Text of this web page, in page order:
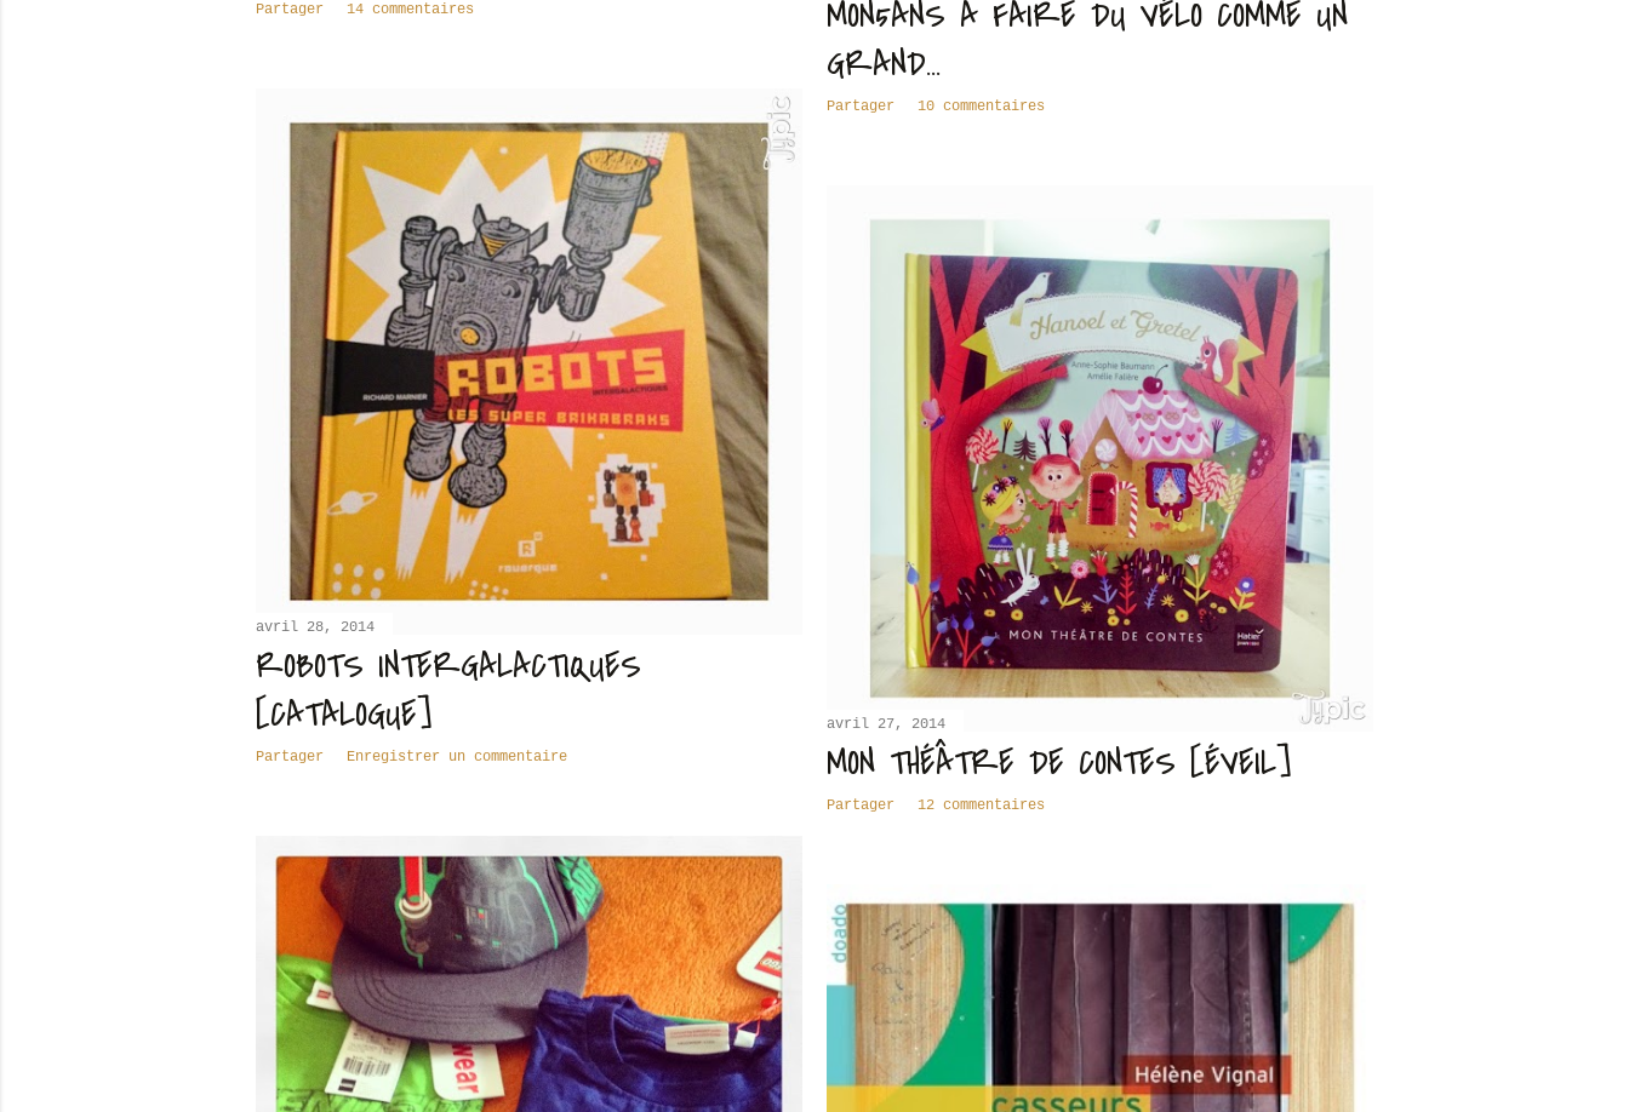
Partager 14 commentaires
MON5ANS À FAIRE DU VÉLO COMME UN
GRAND...
Partager 10 commentaires
avril 28, 2014
ROBOTS INTERGALACTIQUES
[CATALOGUE]
Partager Enregistrer un commentaire
avril 27, 2014
MON THÉÂTRE DE CONTES [ÉVEIL]
Partager 12 commentaires